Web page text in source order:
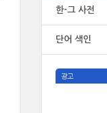
한-그 사전
단어 색인
광고